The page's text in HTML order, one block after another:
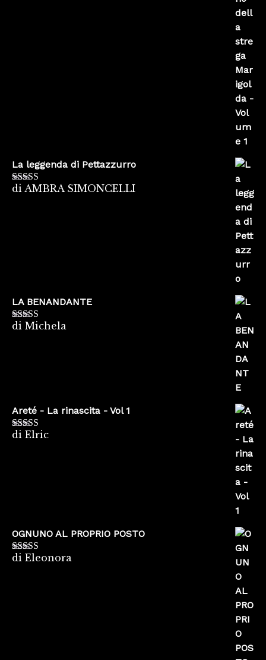
La leggenda di Pettazzurro
Valutato5su
di AMBRA SIMONCELLI
LA BENANDANTE
Valutato5su
di Michela
Areté - La rinascita - Vol 1
Valutato5
di Elric
OGNUNO AL PROPRIO POSTO
Valutato5su
di Eleonora